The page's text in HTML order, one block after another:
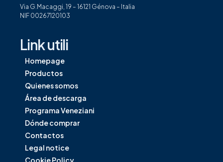
Via G.Macaggi, 19 – 16121 Génova – Italia
NIF 00267120103
Link utili
Homepage
Productos
Quienes somos
Área de descarga
Programa Veneziani
Dónde comprar
Contactos
Legal notice
Cookie Policy